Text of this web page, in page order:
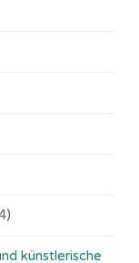
künstlerische